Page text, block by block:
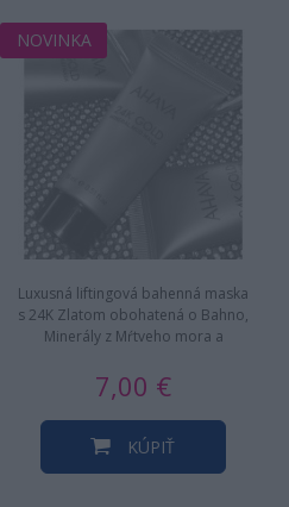
NOVINKA
Luxusná liftingová bahenná maska
s 24K Zlatom obohatená o Bahno,
Minerály z Mŕtveho mora a
7,00 €
KÚPIŤ